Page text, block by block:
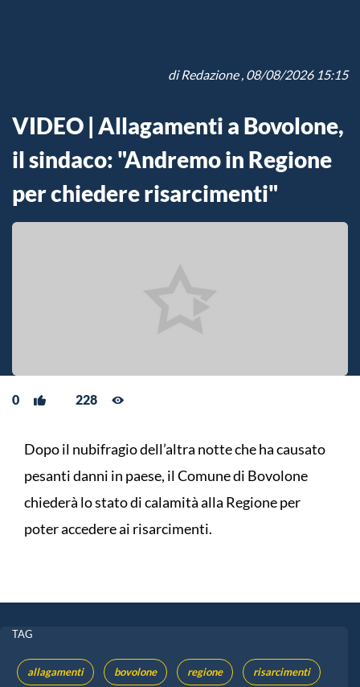
diRedazione, 08/08/2026 15:15
VIDEO | Allagamenti a Bovolone,
il sindaco: "Andremo in Regione
per chiedere risarcimenti"
0 228
Dopo il nubifragio dell’altra notte che ha causato
pesanti danni in paese, il Comune di Bovolone
chiederà lo stato di calamità alla Regione per
poter accedere ai risarcimenti.
TAG
allagamenti bovolone regione risarcimenti